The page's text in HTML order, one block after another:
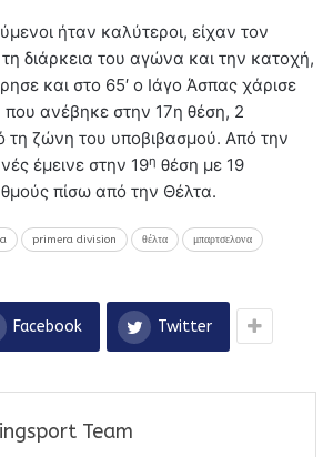
ήταν καλύτεροι, είχαν τον
διάρκεια του αγώνα και την κατοχή,
και στο 65′ ο Ιάγο Άσπας χάρισε
που ανέβηκε στην 17η θέση, 2
ζώνη του υποβιβασμού. Από την
έμεινε στην 19η θέση με 19
πίσω από την Θέλτα.
primera division θέλτα μπαρτσελονα
Facebook Twitter
Team